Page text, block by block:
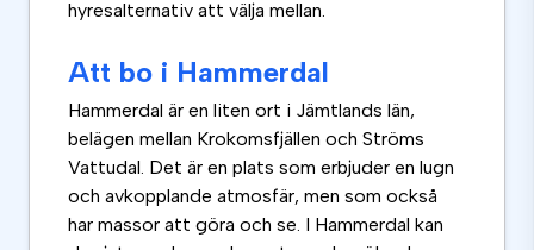
hyresalternativ att välja mellan.
Att bo i Hammerdal
Hammerdal är en liten ort i Jämtlands län,
belägen mellan Krokomsfjällen och Ströms
Vattudal. Det är en plats som erbjuder en lugn
och avkopplande atmosfär, men som också
har massor att göra och se. I Hammerdal kan